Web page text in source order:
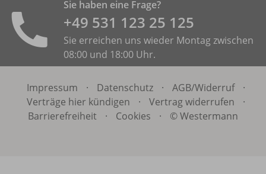
Sie haben eine Frage?
+49 531 ­123 25 125
Sie erreichen uns wieder Montag zwischen
08:00 und 18:00 Uhr.
Impressum · Datenschutz · AGB/Widerruf
·
Verträge hier kündigen
· Vertrag widerrufen
·
Barrierefreiheit
· Cookies · © Westermann